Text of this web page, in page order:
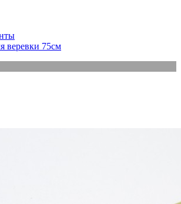
веревки 75см